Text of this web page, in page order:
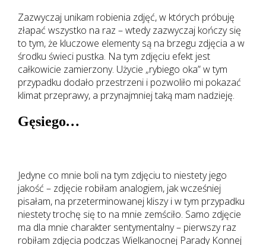
Zazwyczaj unikam robienia zdjęć, w których próbuję
złapać wszystko na raz – wtedy zazwyczaj kończy się
to tym, że kluczowe elementy są na brzegu zdjęcia a w
środku świeci pustka. Na tym zdjęciu efekt jest
całkowicie zamierzony. Użycie „rybiego oka” w tym
przypadku dodało przestrzeni i pozwoliło mi pokazać
klimat przeprawy, a przynajmniej taką mam nadzieję.
Gęsiego…
Jedyne co mnie boli na tym zdjęciu to niestety jego
jakość – zdjęcie robiłam analogiem, jak wcześniej
pisałam, na przeterminowanej kliszy i w tym przypadku
niestety trochę się to na mnie zemściło. Samo zdjęcie
ma dla mnie charakter sentymentalny – pierwszy raz
robiłam zdjęcia podczas Wielkanocnej Parady Konnej